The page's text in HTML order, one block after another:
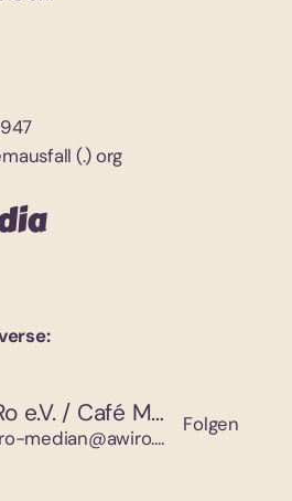
(.) org
AWiRo e.V. / Café Median
@awiro-median@awiro.org
Folgen